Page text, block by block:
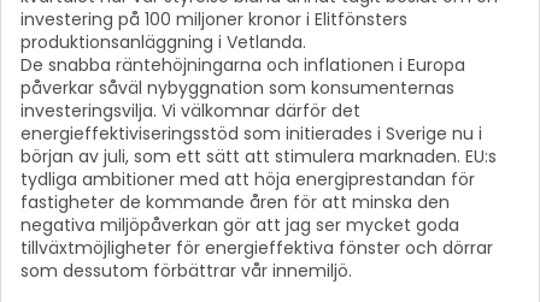
investering på 100 miljoner kronor i Elitfönsters
produktionsanläggning i Vetlanda.
De snabba räntehöjningarna och inflationen i Europa
påverkar såväl nybyggnation som konsumenternas
investeringsvilja. Vi välkomnar därför det
energieffektiviseringsstöd som initierades i Sverige nu i
början av juli, som ett sätt att stimulera marknaden. EU:s
tydliga ambitioner med att höja energiprestandan för
fastigheter de kommande åren för att minska den
negativa miljöpåverkan gör att jag ser mycket goda
tillväxtmöjligheter för energieffektiva fönster och dörrar
som dessutom förbättrar vår innemiljö.